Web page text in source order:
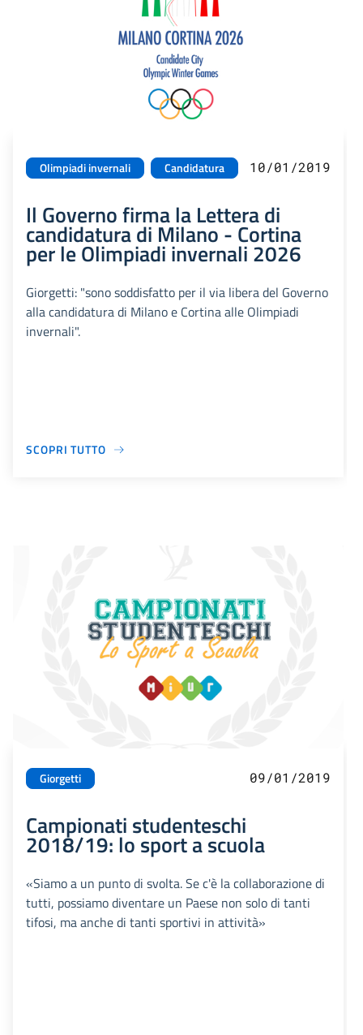
Olimpiadi invernali Candidatura 10/01/2019
Il Governo firma la Lettera di
candidatura di Milano - Cortina
per le Olimpiadi invernali 2026
Giorgetti: "sono soddisfatto per il via libera del Governo
alla candidatura di Milano e Cortina alle Olimpiadi
invernali".
SCOPRI TUTTO
Giorgetti 09/01/2019
Campionati studenteschi
2018/19: lo sport a scuola
«Siamo a un punto di svolta. Se c'è la collaborazione di
tutti, possiamo diventare un Paese non solo di tanti
tifosi, ma anche di tanti sportivi in attività»